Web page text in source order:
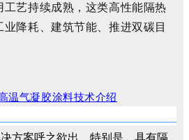
艺持续成熟，这类高性能隔热
降耗、建筑节能、推进双碳目
温气凝胶涂料技术介绍